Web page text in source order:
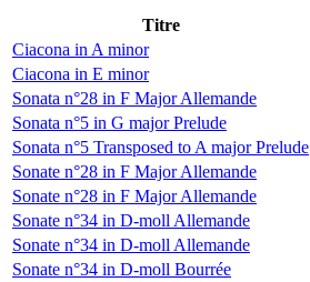
Titre
Ciacona in A minor
Ciacona in E minor
Sonata n°28 in F Major Allemande
Sonata n°5 in G major Prelude
Sonata n°5 Transposed to A major Prelude
Sonate n°28 in F Major Allemande
Sonate n°28 in F Major Allemande
Sonate n°34 in D-moll Allemande
Sonate n°34 in D-moll Allemande
Sonate n°34 in D-moll Bourrée